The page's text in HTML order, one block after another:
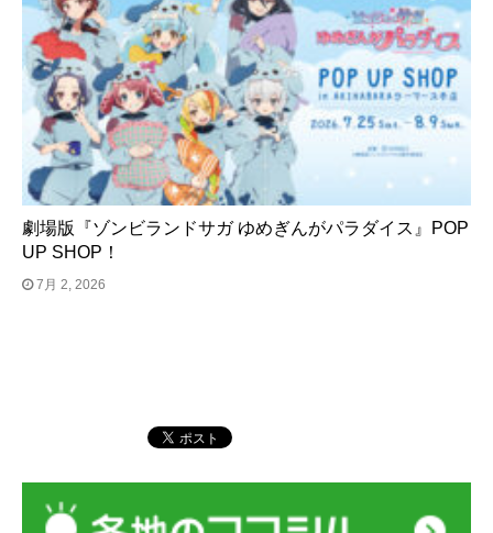
劇場版『ゾンビランドサガ ゆめぎんがパラダイス』POP
UP SHOP！
7月 2, 2026